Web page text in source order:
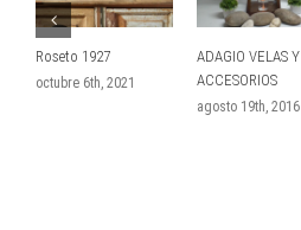
Roseto 1927
octubre 6th, 2021
ADAGIO VELAS Y
ACCESORIOS
agosto 19th, 2016